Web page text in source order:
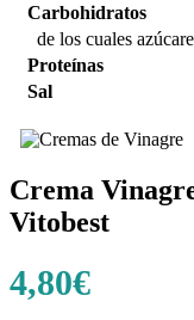
Carbohidratos
de los cuales
Proteínas
Sal
Crema
Vitobest
4,80€